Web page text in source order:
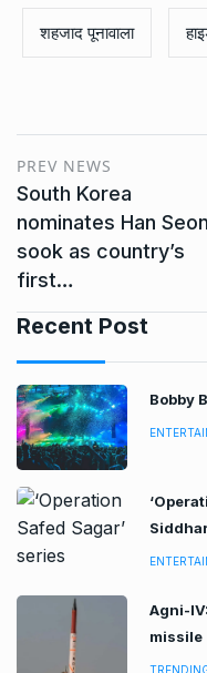
शहजाद पूनावाला
PREV NEWS
South Korea
nominates Han
sook as country’s
first…
Recent Post
Bobby
Agni-
missile